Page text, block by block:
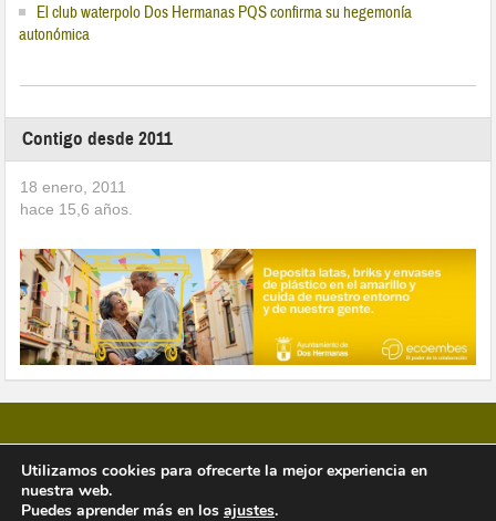
El club waterpolo Dos Hermanas PQS confirma su hegemonía
autonómica
Contigo desde 2011
18 enero, 2011
hace 15,6 años.
Copyright © 2026 Vivir en Montequinto Periódico Digital
Utilizamos cookies para ofrecerte la mejor experiencia en
nuestra web.
Puedes aprender más en los ajustes.